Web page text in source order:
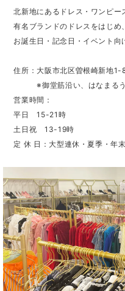
北新地にあるドレス・ワンピー
有名ブランドのドレスをはじめ
お誕生日・記念日・イベント向
住所：大阪市北区曽根崎新地
※御堂筋沿い、はなまるう
営業時間：
平日 15-21時
土日祝 13-19時
定 休 日：大型連休・夏季・年